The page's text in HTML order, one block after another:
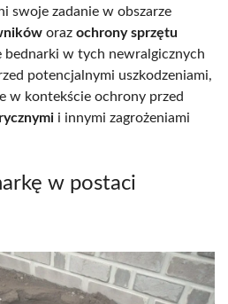
swoje zadanie w obszarze
oraz ochrony sprzętu
bednarki w tych newralgicznych
potencjalnymi uszkodzeniami,
w kontekście ochrony przed
i innymi zagrożeniami
w postaci